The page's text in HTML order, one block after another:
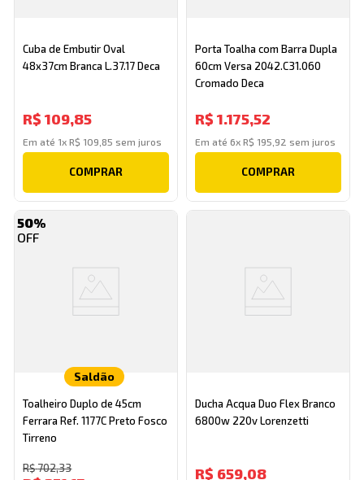
Cuba de Embutir Oval
48x37cm Branca L.37.17 Deca
R$ 109,85
Em até 1xR$ 109 85 sem juros
COMPRAR
Porta Toalha com Barra Dupla
60cm Versa 2042.C31.060
Cromado Deca
R$ 1.175,52
Em até 6x R$ 195 92 sem juros
COMPRAR
50%
Saldão
Toalheiro Duplo de 45cm
Ferrara Ref. 1177C Preto Fosco
Tirreno
R$702,33
Ducha Acqua Duo Flex Branco
6800w 220v Lorenzetti
R$ 659,08